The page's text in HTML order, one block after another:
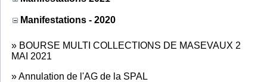
Manifestations - 2020
» BOURSE MULTI COLLECTIONS DE MASEVAUX 2
MAI 2021
»Annulation de l'AG de la SPAL